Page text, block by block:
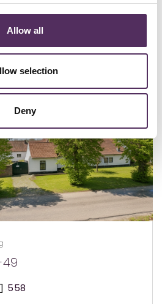
Allow all
selection
Deny
ook eens.
558